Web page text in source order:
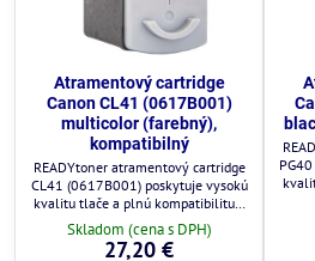
Atramentový cartridge
Canon CL41 (0617B001)
multicolor (farebný),
kompatibilný
READYtoner atramentový cartridge
CL41 (0617B001) poskytuje vysokú
kvalitu tlače a plnú kompatibilitu s
tlačiarňami Canon.
Skladom (cena s DPH)
27,20 €